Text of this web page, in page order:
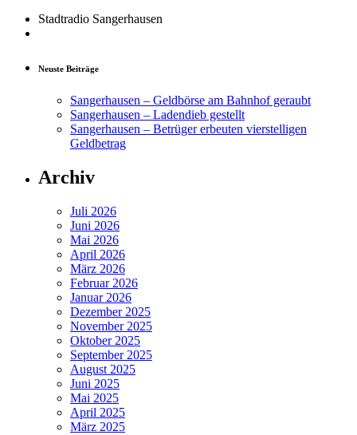
Stadtradio Sangerhausen
Neuste Beiträge
Sangerhausen – Geldbörse am Bahnhof geraubt
Sangerhausen – Ladendieb gestellt
Sangerhausen – Betrüger erbeuten vierstelligen
Geldbetrag
Archiv
Juli 2026
Juni 2026
Mai 2026
April 2026
März 2026
Februar 2026
Januar 2026
Dezember 2025
November 2025
Oktober 2025
September 2025
August 2025
Juni 2025
Mai 2025
April 2025
März 2025